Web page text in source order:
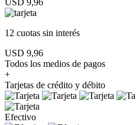
12 cuotas sin interés
USD 9,96
Todos los medios de pagos
+
Tarjetas de crédito y débito
Efectivo